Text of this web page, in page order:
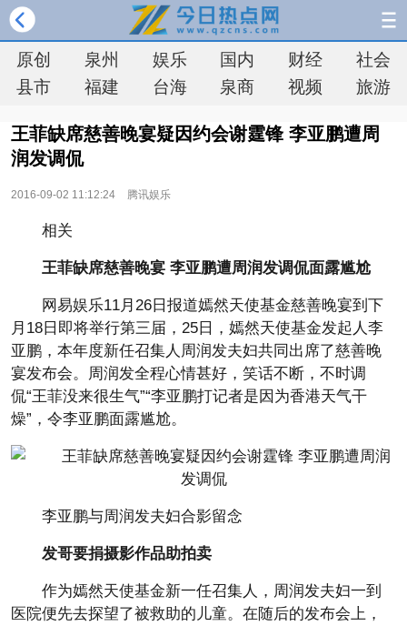
原创 泉州 娱乐 国内 财经
社会
县市
福建 台海 泉商 视频 旅游
王菲缺席慈善晚宴疑因约会谢霆锋 李亚鹏遭周
润发调侃
2016-09-02 11:12:24 腾讯娱乐
相关
王菲缺席慈善晚宴 李亚鹏遭周润发调侃面露尴尬
网易娱乐11月26日报道嫣然天使基金慈善晚宴到下
月18日即将举行第三届，25日，嫣然天使基金发起人李
亚鹏，本年度新任召集人周润发夫妇共同出席了慈善晚
宴发布会。周润发全程心情甚好，笑话不断，不时调
侃“王菲没来很生气”“李亚鹏打记者是因为香港天气干
燥”，令李亚鹏面露尴尬。
李亚鹏与周润发夫妇合影留念
发哥要捐摄影作品助拍卖
作为嫣然天使基金新一任召集人，周润发夫妇一到
医院便先去探望了被救助的儿童。在随后的发布会上，